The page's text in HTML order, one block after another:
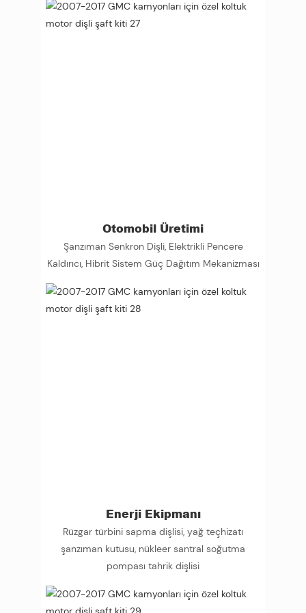
Otomobil Üretimi
Şanzıman Senkron Dişli, Elektrikli Pencere
Kaldırıcı, Hibrit Sistem Güç Dağıtım Mekanizması
Enerji Ekipmanı
Rüzgar türbini sapma dişlisi, yağ teçhizatı
şanzıman kutusu, nükleer santral soğutma
pompası tahrik dişlisi